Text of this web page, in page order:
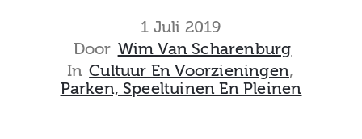
1 Juli 2019
Door Wim Van Scharenburg
In Cultuur En Voorzieningen‚
Parken, Speeltuinen En Pleinen